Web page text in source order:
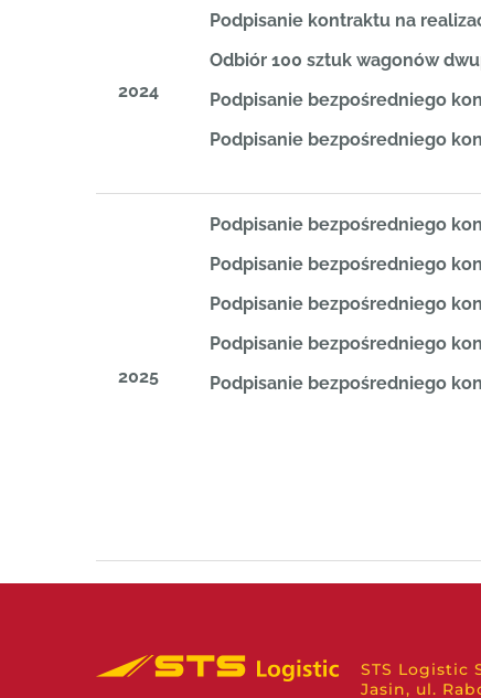
2024
Podpisanie kontraktu na
Odbiór 100 sztuk wagonów
Podpisanie bezpośredniego
Podpisanie bezpośredniego
2025
Podpisanie bezpośredniego
Podpisanie bezpośredniego
Podpisanie bezpośredniego
Podpisanie bezpośredniego
Podpisanie bezpośredniego
STS Logistic
Jasin, ul.